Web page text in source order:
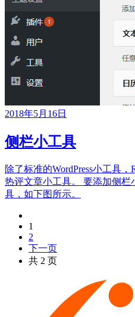
2018年5月16日
侧栏小工具
除了标准的WordPress小工具
热评文章小工具。 要添加侧栏
具，如下图所示。
1
2
下一页
共 2 页